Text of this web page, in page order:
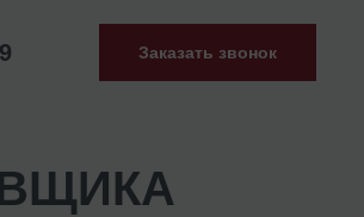
Заказать звонок